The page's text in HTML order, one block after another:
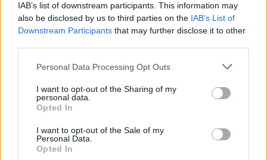
IAB’s list of downstream participants. This information may
also be disclosed by us to third parties on the IAB’s List of
Downstream Participants that may further disclose it to other
Please note that this website/app uses one or more Google
not limited to your visit or usage behaviour. You may click to
grant or deny consent to Google and its third-party tags to
use your data for below specified purposes in below Google
consent section.
Personal Data Processing Opt Outs
I want to opt-out of the Sharing of my
personal data.
Opted In
I want to opt-out of the Sale of my
Personal Data.
Opted In
ήταν τυχαίο πως πάντα καταφέρναμε τη νονά, να μας
πάρει παιχνίδι. Λίγο το παραπονιάρικο βλέμμα, λίγο το
κομμωτήριο. Ναι, το κομμωτήριο. Η μαμά και η νονά
πάντα κανόνιζαν μετά τα Χριστουγεννιάτικα ψώνια,
μια επίσκεψη στο κομμωτήριο «Άγγελος», απέναντι
από τη Βουλή. Ήταν η μικρή τους πολυτέλεια, μια